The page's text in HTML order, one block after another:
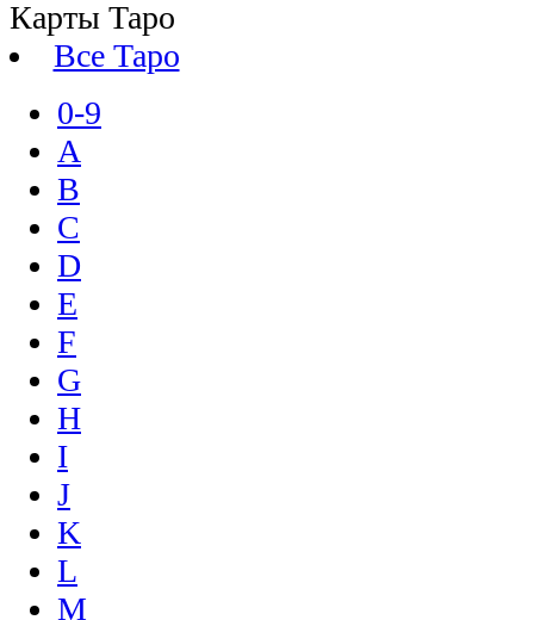
Карты Таро
Все Таро
0-9
A
B
C
D
E
F
G
H
I
J
K
L
M